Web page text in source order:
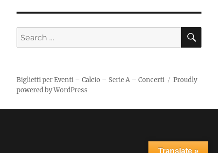
Search
for:
Biglietti per Eventi – Calcio – Serie A – Concerti
Proudly
powered by WordPress
Translate »